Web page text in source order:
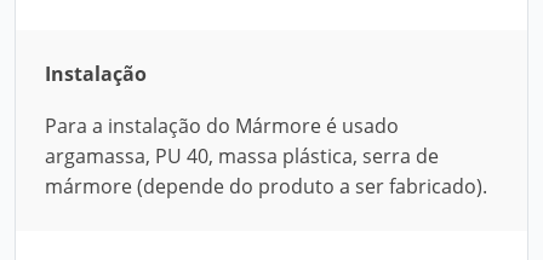
Instalação
Para a instalação do Mármore é usado
argamassa, PU 40, massa plástica, serra de
mármore (depende do produto a ser fabricado).